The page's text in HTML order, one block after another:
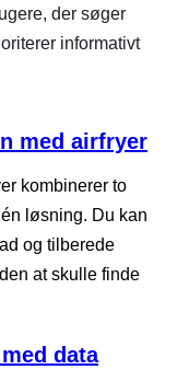
der søger
informativt
med airfryer
kombinerer to
løsning. Du kan
og tilberede
at skulle finde
data